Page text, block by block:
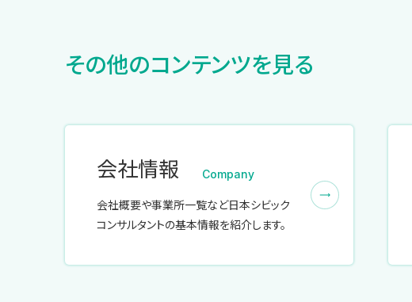
その他のコンテンツを見る
会社情報 Company
会社概要や事業所一覧など日本シビック
コンサルタントの基本情報を紹介します。